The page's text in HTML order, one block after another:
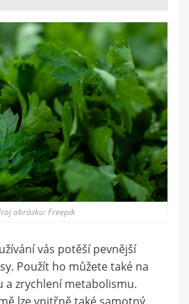
obrázku: Freepik
vás potěší pevnější
Použít ho můžete také na
a zrychlení metabolismu.
lze vnitřně také samotný